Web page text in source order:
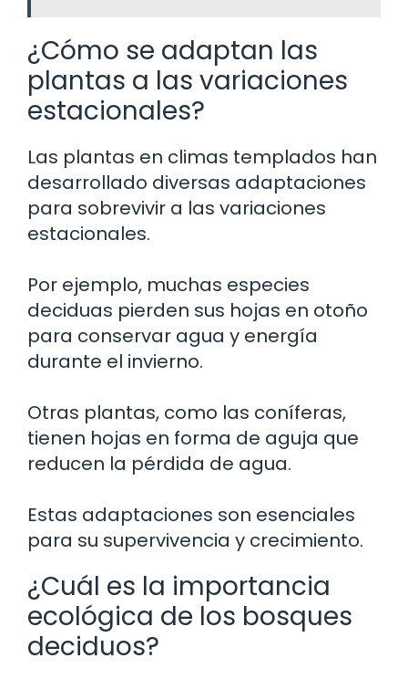
¿Cómo se adaptan las
plantas a las variaciones
estacionales?
Las plantas en climas templados han
desarrollado diversas adaptaciones
para sobrevivir a las variaciones
estacionales.
Por ejemplo, muchas especies
deciduas pierden sus hojas en otoño
para conservar agua y energía
durante el invierno.
Otras plantas, como las coníferas,
tienen hojas en forma de aguja que
reducen la pérdida de agua.
Estas adaptaciones son esenciales
para su supervivencia y crecimiento.
¿Cuál es la importancia
ecológica de los bosques
deciduos?